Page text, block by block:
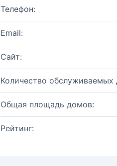
Телефон:
Email:
Сайт:
Количество обслуживаемых
Общая площадь домов:
Рейтинг: